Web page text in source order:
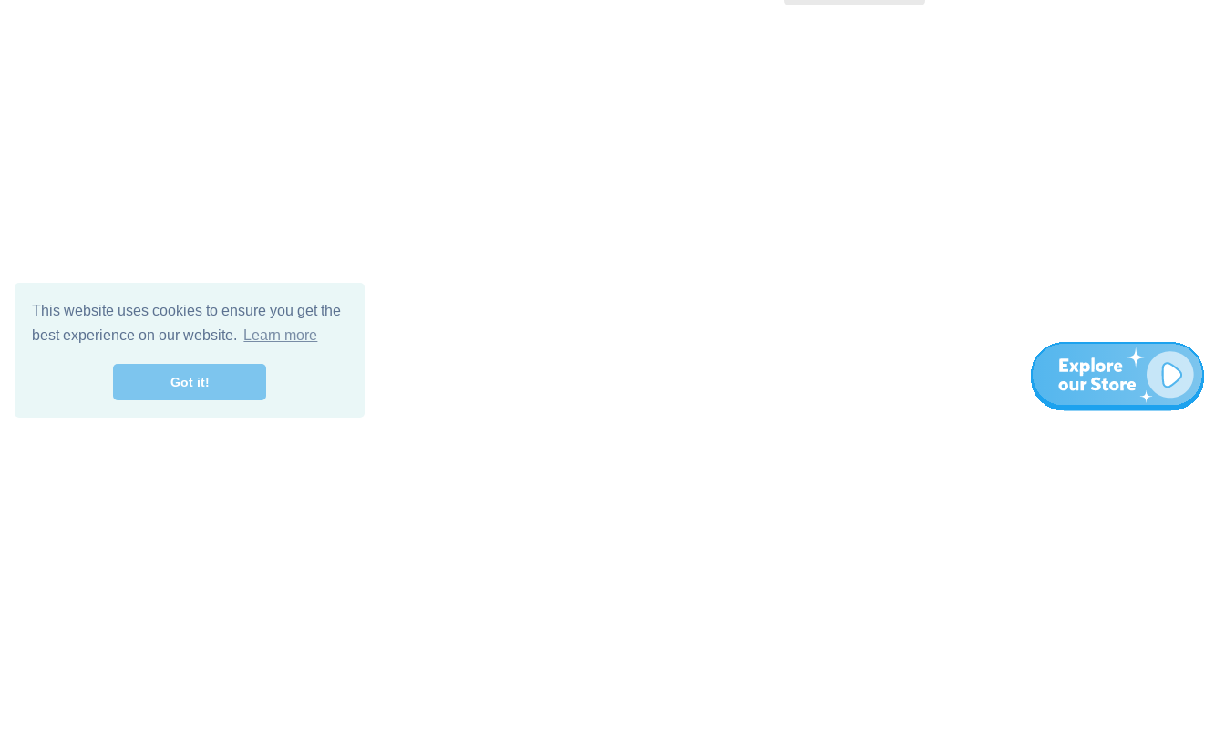
This website uses cookies to ensure you get the
best experience on our website.
Learn more
Got it!